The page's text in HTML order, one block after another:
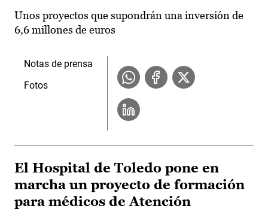
Unos proyectos que supondrán una inversión de
6,6 millones de euros
Notas de prensa
Fotos
El Hospital de Toledo pone en
marcha un proyecto de formación
para médicos de Atención